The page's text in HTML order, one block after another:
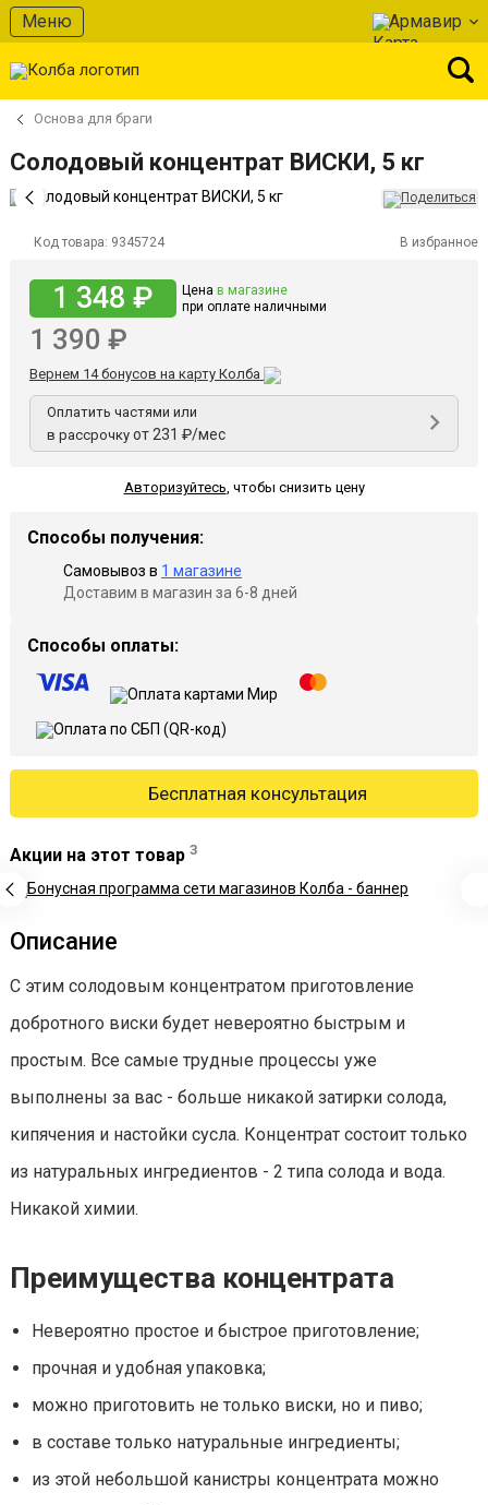
Меню Армавир
Основа для браги
Солодовый концентрат ВИСКИ, 5 кг
Код товара: 9345724 В избранное
1 348 ₽ Цена в магазине
при оплате наличными
1 390 ₽
Вернем 14 бонусов на карту Колба
Оплатить частями или
в рассрочку от 231 ₽/мес
Авторизуйтесь, чтобы снизить цену
Способы получения:
Самовывоз в 1 магазине
Доставим в магазин за 6-8 дней
Способы оплаты:
Бесплатная консультация
Акции на этот товар 3
Описание
С этим солодовым концентратом приготовление
добротного виски будет невероятно быстрым и
простым. Все самые трудные процессы уже
выполнены за вас - больше никакой затирки солода,
кипячения и настойки сусла. Концентрат состоит только
из натуральных ингредиентов - 2 типа солода и вода.
Никакой химии.
Преимущества концентрата
Невероятно простое и быстрое приготовление;
прочная и удобная упаковка;
можно приготовить не только виски, но и пиво;
в составе только натуральные ингредиенты;
из этой небольшой канистры концентрата можно